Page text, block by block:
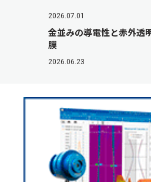
2026.07.01
金並みの導電性と赤外透
膜
2026.06.23